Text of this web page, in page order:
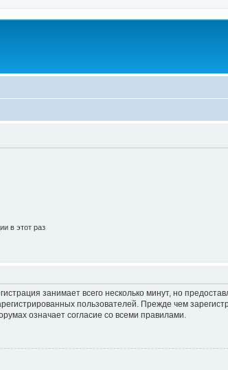
в этот раз
занимает всего несколько минут, но
пользователей. Прежде чем
означает согласие со всеми правилами.